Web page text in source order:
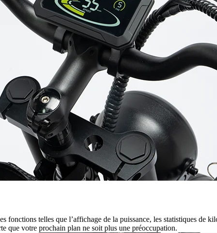
telles que l’affichage de la puissance, les statistiques de
que votre prochain plan ne soit plus une préoccupation.